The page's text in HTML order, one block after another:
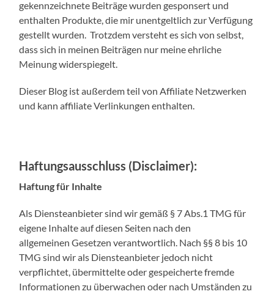
gekennzeichnete Beiträge wurden gesponsert und
enthalten Produkte, die mir unentgeltlich zur Verfügung
gestellt wurden. Trotzdem versteht es sich von selbst,
dass sich in meinen Beiträgen nur meine ehrliche
Meinung widerspiegelt.
Dieser Blog ist außerdem teil von Affiliate Netzwerken
und kann affiliate Verlinkungen enthalten.
Haftungsausschluss (Disclaimer):
Haftung für Inhalte
Als Diensteanbieter sind wir gemäß § 7 Abs.1 TMG für
eigene Inhalte auf diesen Seiten nach den
allgemeinen Gesetzen verantwortlich. Nach §§ 8 bis 10
TMG sind wir als Diensteanbieter jedoch nicht
verpflichtet, übermittelte oder gespeicherte fremde
Informationen zu überwachen oder nach Umständen zu